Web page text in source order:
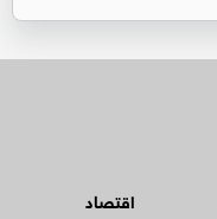
اقتصاد